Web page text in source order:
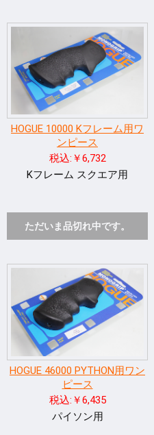
HOGUE 10000 Kフレーム用ワ
ンピース
税込:￥6,732
Kフレーム スクエア用
ただいま品切れ中です。
HOGUE 46000 PYTHON用ワン
ピース
税込:￥6,435
パイソン用